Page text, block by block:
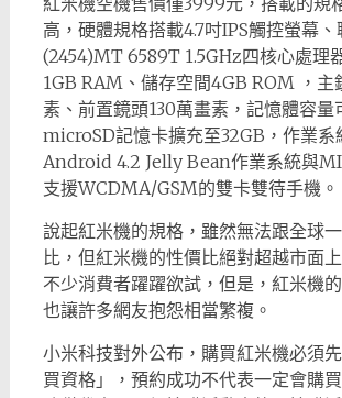
高，硬體規格搭載4.7吋IPS觸控螢幕
(2454)MT 6589T 1.5GHz四核心處理
1GB RAM、儲存空間4GB ROM ，主
素、前置鏡頭130萬畫素，記憶體容量
microSD記憶卡擴充至32GB，作業系
Android 4.2 Jelly Bean作業系統與
支援WCDMA/GSM的雙卡雙待手機。
說起紅米機的規格，雖然無法跟全球
比，但紅米機的性價比絕對超越市面
不少消費者躍躍欲試，但是，紅米機
也讓許多網友抱怨相當繁複。
小米科技對外公布，購買紅米機必須
買資格」，預約成功不代表一定會購